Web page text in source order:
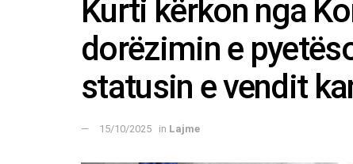
Kurti kërkon nga
dorëzimin e
statusin e vendit
15/10/2025 in Lajme